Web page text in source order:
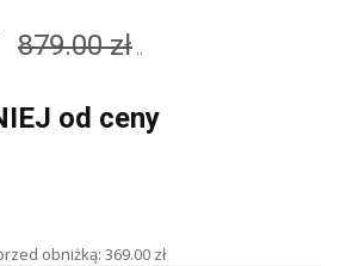
879.00 zł ..
od ceny
obniżką: 369.00 zł